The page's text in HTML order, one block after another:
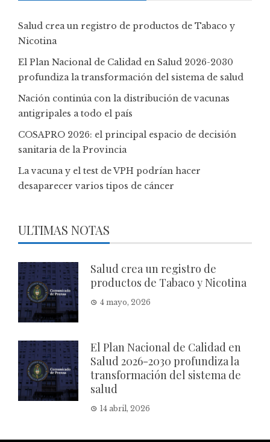
Salud crea un registro de productos de Tabaco y
Nicotina
El Plan Nacional de Calidad en Salud 2026-2030
profundiza la transformación del sistema de salud
Nación continúa con la distribución de vacunas
antigripales a todo el país
COSAPRO 2026: el principal espacio de decisión
sanitaria de la Provincia
La vacuna y el test de VPH podrían hacer
desaparecer varios tipos de cáncer
ULTIMAS NOTAS
Salud crea un registro de
productos de Tabaco y Nicotina
4 mayo, 2026
El Plan Nacional de Calidad en
Salud 2026-2030 profundiza la
transformación del sistema de
salud
14 abril, 2026